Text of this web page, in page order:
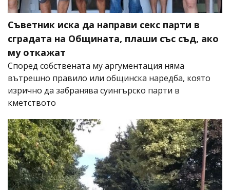
Съветник иска да направи секс парти в
сградата на Общината, плаши със съд, ако
му откажат
Според собствената му аргументация няма
вътрешно правило или общинска наредба, която
изрично да забранява суингърско парти в
кметството